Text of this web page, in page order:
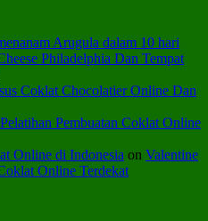
Arugula dalam 10 hari
Philadelphia Dan Tempat
Coklat Chocolatier Online Dan
Pembuatan Coklat Online
Online di Indonesia on Valentine
Online Terdekat